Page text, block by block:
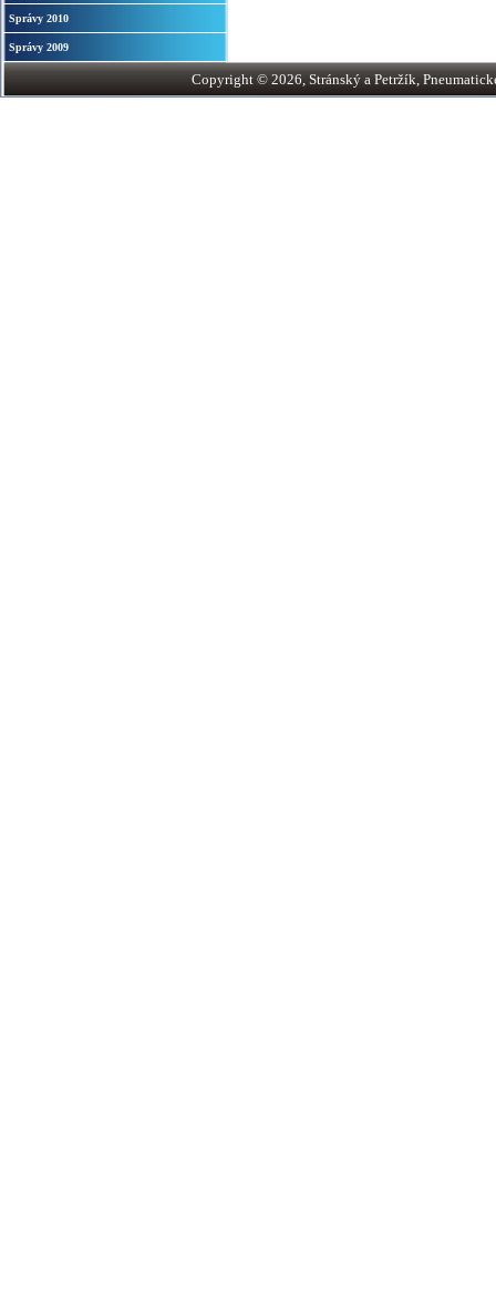
Správy 2010
Správy 2009
Copyright © 2026, Stránský a Petržík,